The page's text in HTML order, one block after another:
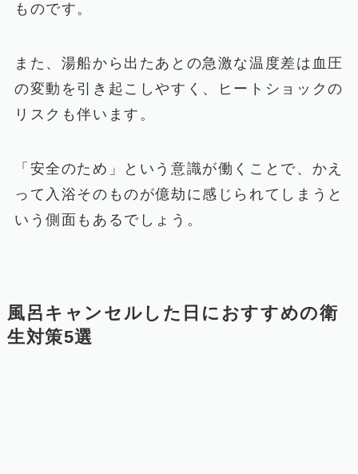
ものです。
また、湯船から出たあとの急激な温度差は血圧
の変動を引き起こしやすく、ヒートショックの
リスクも伴います。
「安全のため」という意識が働くことで、かえ
って入浴そのものが億劫に感じられてしまうと
いう側面もあるでしょう。
風呂キャンセルした日におすすめの衛
生対策5選